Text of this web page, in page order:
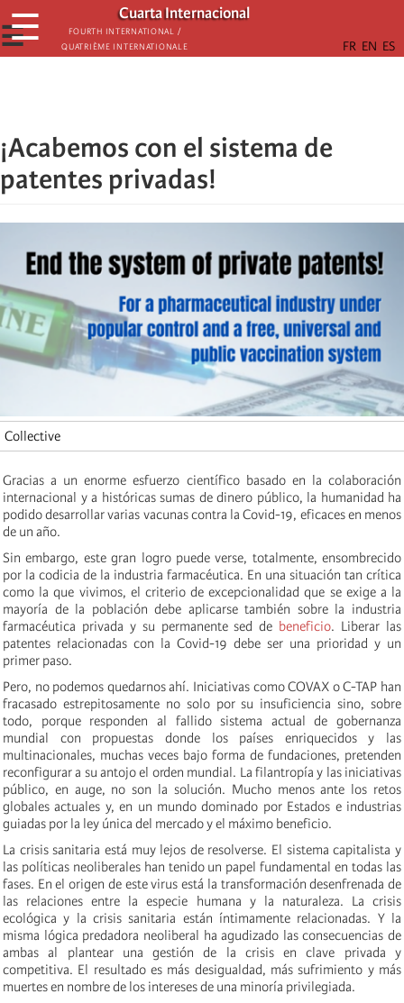
Skip
to
main
Cuarta Internacional
Fourth International /
Quatrième internationale
☰
☰
¡Acabemos con el sistema de
patentes privadas!
Collective
Gracias a un enorme esfuerzo científico basado en la colaboración
internacional y a históricas sumas de dinero público, la humanidad ha
podido desarrollar varias vacunas contra la Covid-19, eficaces en menos
de un año.
Sin embargo, este gran logro puede verse, totalmente, ensombrecido
por la codicia de la industria farmacéutica. En una situación tan crítica
como la que vivimos, el criterio de excepcionalidad que se exige a la
mayoría de la población debe aplicarse también sobre la industria
farmacéutica privada y su permanente sed de beneficio. Liberar las
patentes relacionadas con la Covid-19 debe ser una prioridad y un
primer paso.
Pero, no podemos quedarnos ahí. Iniciativas como COVAX o C-TAP han
fracasado estrepitosamente no solo por su insuficiencia sino, sobre
todo, porque responden al fallido sistema actual de gobernanza
mundial con propuestas donde los países enriquecidos y las
multinacionales, muchas veces bajo forma de fundaciones, pretenden
reconfigurar a su antojo el orden mundial. La filantropía y las iniciativas
público, en auge, no son la solución. Mucho menos ante los retos
globales actuales y, en un mundo dominado por Estados e industrias
guiadas por la ley única del mercado y el máximo beneficio.
La crisis sanitaria está muy lejos de resolverse. El sistema capitalista y
las políticas neoliberales han tenido un papel fundamental en todas las
fases. En el origen de este virus está la transformación desenfrenada de
las relaciones entre la especie humana y la naturaleza. La crisis
ecológica y la crisis sanitaria están íntimamente relacionadas. Y la
misma lógica predadora neoliberal ha agudizado las consecuencias de
ambas al plantear una gestión de la crisis en clave privada y
competitiva. El resultado es más desigualdad, más sufrimiento y más
muertes en nombre de los intereses de una minoría privilegiada.